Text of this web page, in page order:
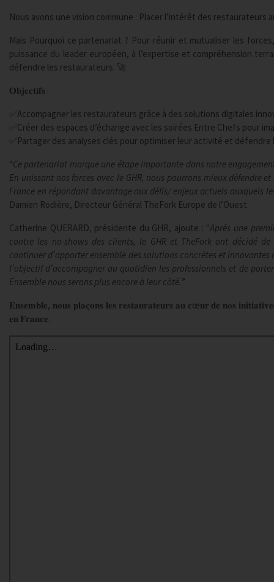
Nous avons une vision commune : Placer l’intérêt des
Mais Pourquoi ce partenariat ? Pour réunir et mutualiser les
puissance du leader européen, à l’expertise et compréhension
défendre les restaurateurs. 🚀
𝐎𝐛𝐣𝐞𝐜𝐭𝐢𝐟𝐬 :
✅Accompagner les restaurateurs grâce à des solutions digitales
✅Créer des espaces d’échange avec les soirées Entre Chefs pour
✅Partager des analyses clés pour optimiser leur activité et
“Ce partenariat marque une étape importante dans notre
En unissant nos forces avec le GHR, nous pourrons mieux défendre
France en répondant davantage aux défis/ enjeux actuels auxquels
Damien Rodière, Directeur Général TheFork Europe de l’Ouest.
Catherine QUERARD, présidente du GHR, ajoute : "Après une
contre les no-shows des clients, le GHR et TheFork ont décidé
continuer d’apporter ensemble des solutions concrètes et
l’objectif d’accompagner au quotidien les professionnels et de
Ensemble nous serons plus encore à leur côté.”
𝐄𝐧𝐬𝐞𝐦𝐛𝐥𝐞, 𝐧𝐨𝐮𝐬 𝐩𝐥𝐚𝐜̧𝐨𝐧𝐬 𝐥𝐞𝐬 𝐫𝐞𝐬𝐭𝐚𝐮𝐫𝐚𝐭𝐞𝐮𝐫𝐬 𝐚𝐮 𝐜œ𝐮𝐫 𝐝𝐞 𝐧𝐨𝐬
𝐞𝐧 𝐅𝐫𝐚𝐧𝐜𝐞.